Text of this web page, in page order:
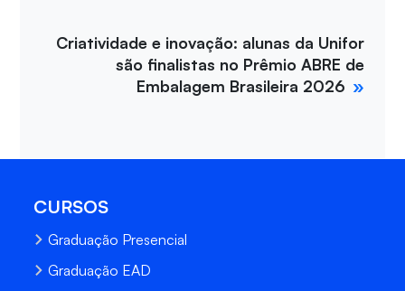
Criatividade e inovação: alunas da Unifor
são finalistas no Prêmio ABRE de
Embalagem Brasileira 2026
CURSOS
Graduação Presencial
Graduação EAD